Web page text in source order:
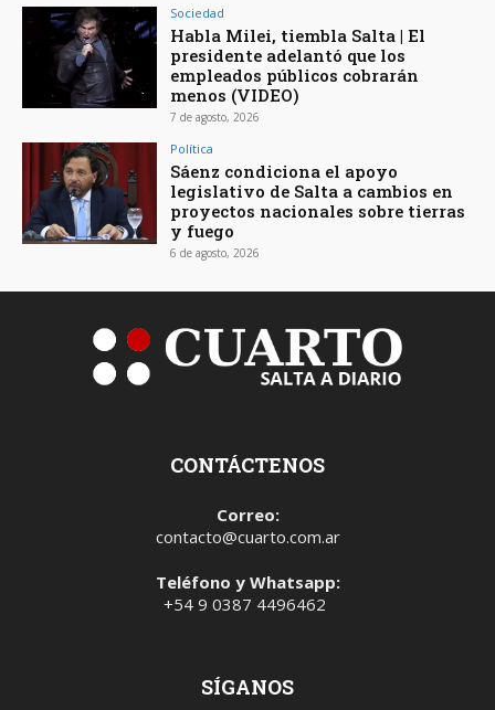
Sociedad
Habla Milei, tiembla Salta | El
presidente adelantó que los
empleados públicos cobrarán
menos (VIDEO)
7 de agosto, 2026
Política
Sáenz condiciona el apoyo
legislativo de Salta a cambios en
proyectos nacionales sobre tierras
y fuego
6 de agosto, 2026
CONTÁCTENOS
Correo:
contacto@cuarto.com.ar
Teléfono y Whatsapp:
+54 9 0387 4496462
SÍGANOS